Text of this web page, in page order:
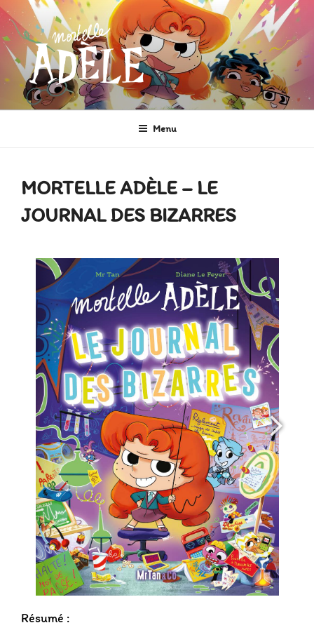
Aller
au
contenu
principal
MORTELLE ADÈLE
Héroïne de Bande dessinée
Menu
MORTELLE ADÈLE – LE
JOURNAL DES BIZARRES
Résumé :